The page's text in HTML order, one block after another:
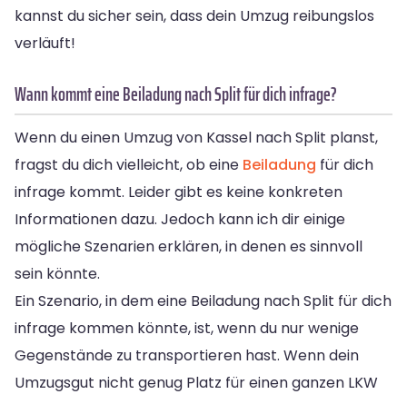
kannst du sicher sein, dass dein Umzug reibungslos
verläuft!
Wann kommt eine Beiladung nach Split für dich infrage?
Wenn du einen Umzug von Kassel nach Split planst,
fragst du dich vielleicht, ob eine Beiladung für dich
infrage kommt. Leider gibt es keine konkreten
Informationen dazu. Jedoch kann ich dir einige
mögliche Szenarien erklären, in denen es sinnvoll
sein könnte.
Ein Szenario, in dem eine Beiladung nach Split für dich
infrage kommen könnte, ist, wenn du nur wenige
Gegenstände zu transportieren hast. Wenn dein
Umzugsgut nicht genug Platz für einen ganzen LKW